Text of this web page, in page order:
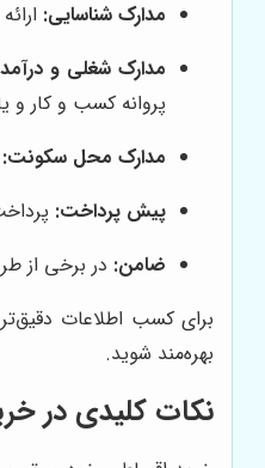
مدارک شناسایی:
مدارک شغلی و
پروانه کسب و کار و
مدارک محل سکونت:
پیش پرداخت:
ضامن: در برخی از
برای کسب اطلاعات
بهره‌مند شوید.
نکات کلیدی در